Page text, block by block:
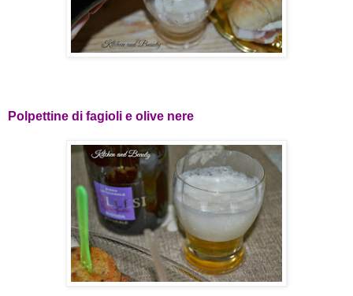
Polpettine di fagioli e olive nere